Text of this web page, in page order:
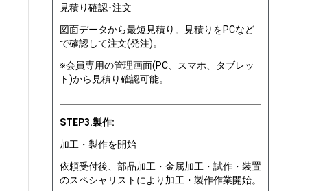
見積り確認･注文
図面データから最短見積り。見積りをPCなど
で確認して注文(発注)。
※会員専用の管理画面(PC、スマホ、タブレッ
ト)から見積り確認可能。
STEP3.製作:
加工・製作を開始
依頼受付後、部品加工・金属加工・試作・装置
のスペシャリストにより加工・製作作業開始。